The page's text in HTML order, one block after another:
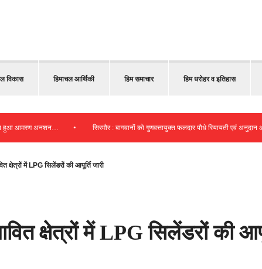
विकास हिमाचल आर्थिकी हिम समाचार हिम धरोहर व इतिहास
आमरण अनशन… सिरमौर : बागवानों को गुणवत्तायुक्त फलदार पौधे रियायती एवं अनुदान
क्षेत्रों में LPG सिलेंडरों की आपूर्ति जारी
क्षेत्रों में LPG सिलेंडरों की